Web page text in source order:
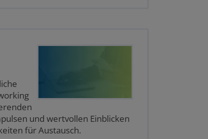
und wertvollen Einblicken
für Austausch.